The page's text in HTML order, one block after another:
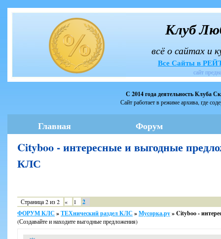
Клуб
всё о сайтах и
Все Сайты в
сайт
С 2014 года деятельность Клуба
Сайт работает в режиме архива, где
Главная Форум
Cityboo - интересные и выгодные
КЛС
Страница2из2 « 1
2
ФОРУМ КЛС »ТЕХнический раздел КЛС »Мусорка.ру»Cityboo -
(Создавайте и находите выгодные предложения)